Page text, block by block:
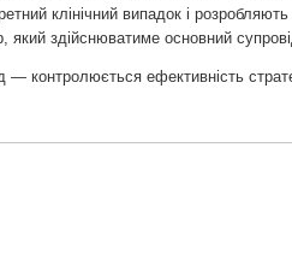
клінічний випадок і
який здійснюватиме основний
контролюється ефективність